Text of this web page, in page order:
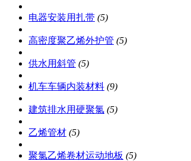
电器安装用扎带 (5)
高密度聚乙烯外护管 (5)
供水用斜管 (5)
机车车辆内装材料 (9)
建筑排水用硬聚氯 (5)
乙烯管材 (5)
聚氯乙烯卷材运动地板 (5)